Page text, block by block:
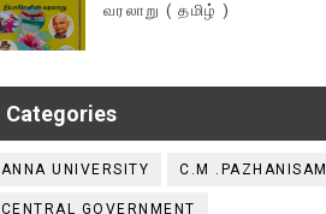
வரலாறு ( தமிழ் )
Categories
ANNA UNIVERSITY C.M
CENTRAL GOVERNMENT